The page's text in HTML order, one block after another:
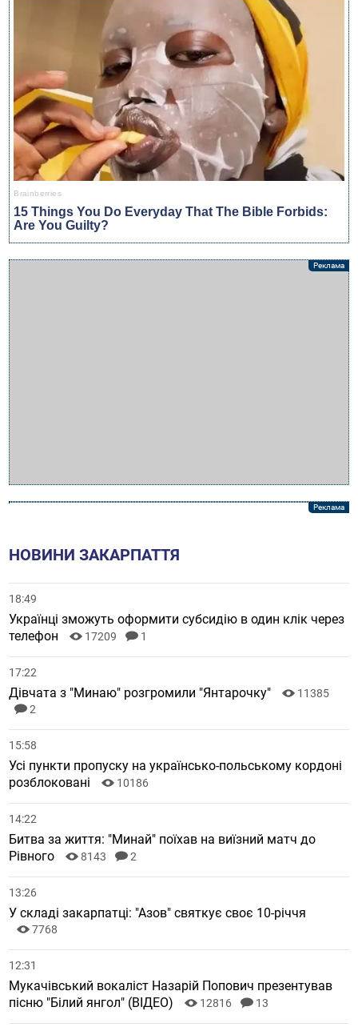
НОВИНИ ЗАКАРПАТТЯ
18:49
Українці зможуть оформити субсидію в один клік через
телефон
17209 1
17:22
Дівчата з "Минаю" розгромили "Янтарочку"
11385
2
15:58
Усі пункти пропуску на українсько-польському кордоні
розблоковані
10186
14:22
Битва за життя: "Минай" поїхав на виїзний матч до
Рівного
8143 2
13:26
У складі закарпатці: "Азов" святкує своє 10-річчя
7768
12:31
Мукачівський вокаліст Назарій Попович презентував
пісню "Білий янгол" (ВІДЕО)
12816 13